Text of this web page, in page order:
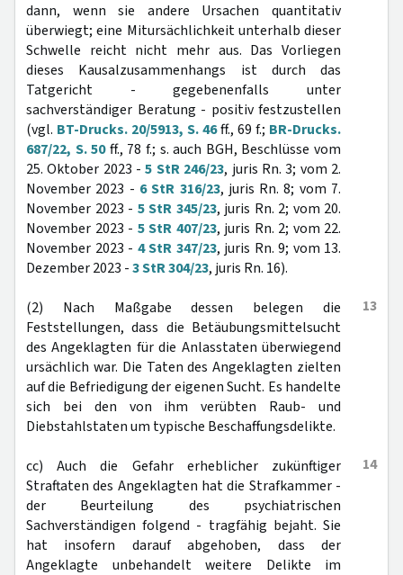
dann, wenn sie andere Ursachen quantitativ
überwiegt; eine Mitursächlichkeit unterhalb dieser
Schwelle reicht nicht mehr aus. Das Vorliegen
dieses Kausalzusammenhangs ist durch das
Tatgericht - gegebenenfalls unter
sachverständiger Beratung - positiv festzustellen
(vgl. BT-Drucks. 20/5913, S. 46ff., 69 f.; BR-Drucks.
687/22, S. 50ff., 78 f.; s. auch BGH, Beschlüsse vom
25. Oktober 2023 -5 StR 246/23, juris Rn. 3; vom 2.
November 2023 - 6 StR 316/23, juris Rn. 8; vom 7.
November 2023 - 5 StR 345/23, juris Rn. 2; vom 20.
November 2023 - 5 StR 407/23, juris Rn. 2; vom 22.
November 2023 - 4 StR 347/23, juris Rn. 9; vom 13.
Dezember 2023 -3 StR 304/23, juris Rn. 16).
13
(2) Nach Maßgabe dessen belegen die
Feststellungen, dass die Betäubungsmittelsucht
des Angeklagten für die Anlasstaten überwiegend
ursächlich war. Die Taten des Angeklagten zielten
auf die Befriedigung der eigenen Sucht. Es handelte
sich bei den von ihm verübten Raub- und
Diebstahlstaten um typische Beschaffungsdelikte.
14
cc) Auch die Gefahr erheblicher zukünftiger
Straftaten des Angeklagten hat die Strafkammer -
der Beurteilung des psychiatrischen
Sachverständigen folgend - tragfähig bejaht. Sie
hat insofern darauf abgehoben, dass der
Angeklagte unbehandelt weitere Delikte im